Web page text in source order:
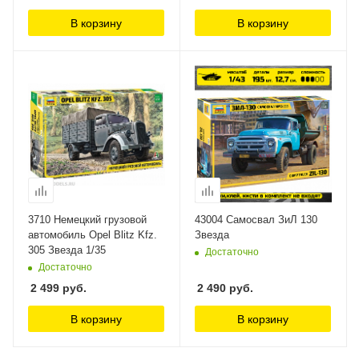
В корзину В корзину
3710 Немецкий грузовой
автомобиль Opel Blitz Kfz.
305 Звезда 1/35
Достаточно
2 499 руб.
В корзину
43004 Самосвал ЗиЛ 130
Звезда
Достаточно
2 490 руб.
В корзину